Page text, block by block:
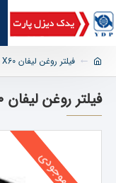
فیلتر روغن لیفان X60
فیلتر روغن لیفان X60